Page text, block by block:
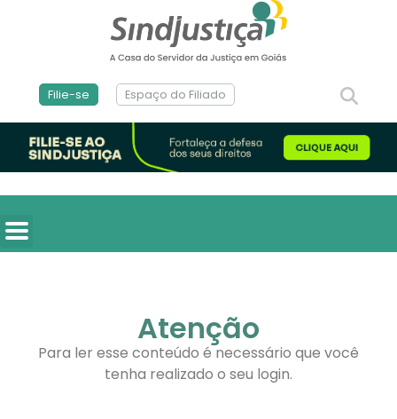
Filie-se Espaço do Filiado
Atenção
Para ler esse conteúdo é necessário que você
tenha realizado o seu login.